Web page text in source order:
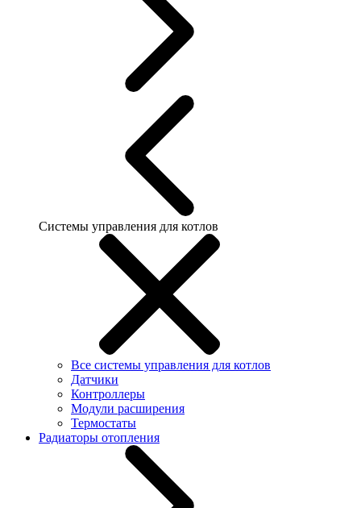
Системы управления для котлов
Все системы управления для котлов
Датчики
Контроллеры
Модули расширения
Термостаты
Радиаторы отопления